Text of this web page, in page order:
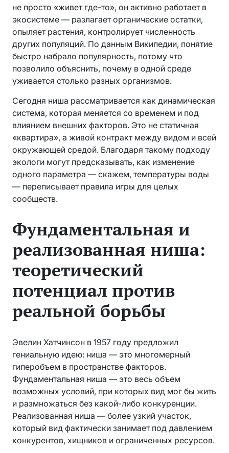
не просто «живет где-то», он активно работает в
экосистеме — разлагает органические остатки,
опыляет растения, контролирует численность
других популяций. По данным Википедии, понятие
быстро набрало популярность, потому что
позволило объяснить, почему в одной среде
уживается столько разных организмов.
Сегодня ниша рассматривается как динамическая
система, которая меняется со временем и под
влиянием внешних факторов. Это не статичная
«квартира», а живой контракт между видом и всей
окружающей средой. Благодаря такому подходу
экологи могут предсказывать, как изменение
одного параметра — скажем, температуры воды
— переписывает правила игры для целых
сообществ.
Фундаментальная и
реализованная ниша:
теоретический
потенциал против
реальной борьбы
Эвелин Хатчинсон в 1957 году предложил
гениальную идею: ниша — это многомерный
гиперобъем в пространстве факторов.
Фундаментальная ниша — это весь объем
возможных условий, при которых вид мог бы жить
и размножаться без какой-либо конкуренции.
Реализованная ниша — более узкий участок,
который вид фактически занимает под давлением
конкурентов, хищников и ограниченных ресурсов.